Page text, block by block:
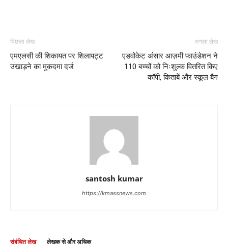
पिछला लेख
एमएलसी की शिकायत पर शिलापट्ट
उखाड़ने का मुकदमा दर्ज
अगला लेख
एडवोकेट अंसार आज़मी फाउंडेशन ने
110 बच्चों को निःशुल्क वितरित किए
कॉपी, किताबें और स्कूल बैग
santosh kumar
https://kmassnews.com
संबंधित लेख लेखक से और अधिक